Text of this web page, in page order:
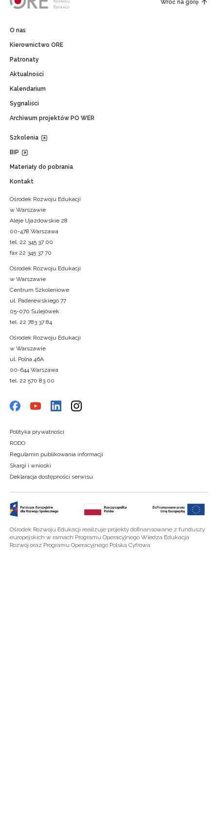
Wróć na górę
O nas
Kierownictwo ORE
Patronaty
Aktualności
Kalendarium
Sygnaliści
Archiwum projektów PO WER
Szkolenia
BIP
Materiały do pobrania
Kontakt
Ośrodek Rozwoju Edukacji
w Warszawie
Aleje Ujazdowskie 28
00-478 Warszawa
tel. 22 345 37 00
fax 22 345 37 70
Ośrodek Rozwoju Edukacji
w Warszawie
Centrum Szkoleniowe
ul. Paderewskiego 77
05-070 Sulejówek
tel. 22 783 37 84
Ośrodek Rozwoju Edukacji
w Warszawie
ul. Polna 46A
00-644 Warszawa
tel. 22 570 83 00
Polityka prywatności
RODO
Regulamin publikowania informacji
Skargi i wnioski
Deklaracja dostępności serwisu
Ośrodek Rozwoju Edukacji realizuje projekty dofinansowane z funduszy
europejskich w ramach Programu Operacyjnego Wiedza Edukacja
Rozwój oraz Programu Operacyjnego Polska Cyfrowa
Zapisuję się